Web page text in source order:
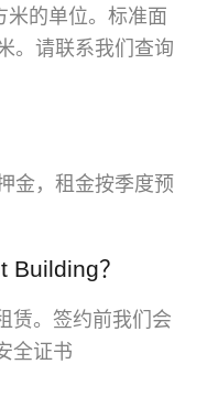
米的单位。标准面
。请联系我们查询
金，租金按季度预
Building？
赁。签约前我们会
全证书